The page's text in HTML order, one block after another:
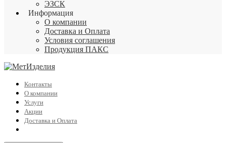
ЭЗСК
Информация
О компании
Доставка и Оплата
Условия соглашения
Продукция ПАКС
Контакты
О компании
Услуги
Акции
Доставка и Оплата